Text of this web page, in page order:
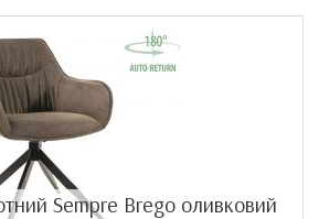
Sempre Brego оливковий